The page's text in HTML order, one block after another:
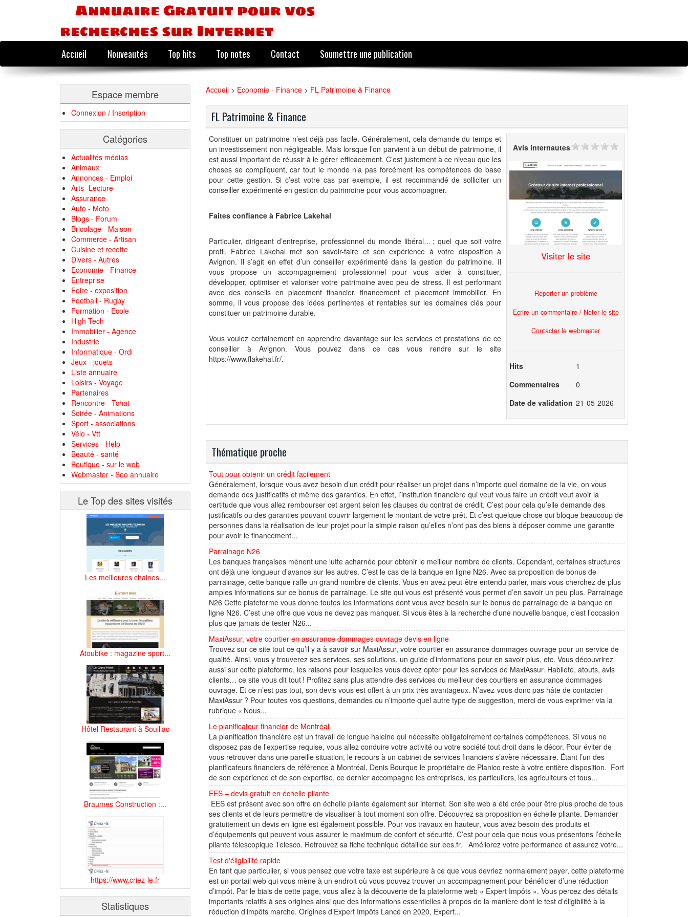
Annuaire Gratuit pour vos
recherches sur Internet
Accueil Nouveautés Top hits Top notes Contact Soumettre une publication
Espace membre
Connexion / Inscription
Catégories
Actualités médias
Animaux
Annonces - Emploi
Arts -Lecture
Assurance
Auto - Moto
Blogs - Forum
Bricolage - Maison
Commerce - Artisan
Cuisine et recette
Divers - Autres
Economie - Finance
Entreprise
Foire - exposition
Football - Rugby
Formation - Ecole
High Tech
Immobilier - Agence
Industrie
Informatique - Ordi
Jeux - jouets
Liste annuaire
Loisirs - Voyage
Partenaires
Rencontre - Tchat
Soirée - Animations
Sport - associations
Vélo - Vtt
Services - Help
Beauté - santé
Boutique - sur le web
Webmaster - Seo annuaire
Le Top des sites visités
Les meilleures chaines...
Atoubike : magazine sport...
Hôtel Restaurant à Souillac
Braumes Construction :...
https://www.criez-le.fr
Statistiques
Accueil > Economie - Finance > FL Patrimoine & Finance
FL Patrimoine & Finance
Constituer un patrimoine n’est déjà pas facile. Généralement, cela demande du temps et
un investissement non négligeable. Mais lorsque l’on parvient à un début de patrimoine, il
est aussi important de réussir à le gérer efficacement. C’est justement à ce niveau que les
choses se compliquent, car tout le monde n’a pas forcément les compétences de base
pour cette gestion. Si c’est votre cas par exemple, il est recommandé de solliciter un
conseiller expérimenté en gestion du patrimoine pour vous accompagner.
Faites confiance à Fabrice Lakehal
Particulier, dirigeant d’entreprise, professionnel du monde libéral… ; quel que soit votre
profil, Fabrice Lakehal met son savoir-faire et son expérience à votre disposition à
Avignon. Il s’agit en effet d’un conseiller expérimenté dans la gestion du patrimoine. Il
vous propose un accompagnement professionnel pour vous aider à constituer,
développer, optimiser et valoriser votre patrimoine avec peu de stress. Il est performant
avec des conseils en placement financier, financement et placement immobilier. En
somme, il vous propose des idées pertinentes et rentables sur les domaines clés pour
constituer un patrimoine durable.
Vous voulez certainement en apprendre davantage sur les services et prestations de ce
conseiller à Avignon. Vous pouvez dans ce cas vous rendre sur le site
https://www.flakehal.fr/.
Avis internautes
Visiter le site
Reporter un problème
Ecrire un commentaire / Noter le site
Contacter le webmaster
Hits
1
Commentaires
0
Date de validation 21-05-2026
Thématique proche
Tout pour obtenir un crédit facilement
Généralement, lorsque vous avez besoin d’un crédit pour réaliser un projet dans n’importe quel domaine de la vie, on vous
demande des justificatifs et même des garanties. En effet, l’institution financière qui veut vous faire un crédit veut avoir la
certitude que vous allez rembourser cet argent selon les clauses du contrat de crédit. C’est pour cela qu’elle demande des
justificatifs ou des garanties pouvant couvrir largement le montant de votre prêt. Et c’est quelque chose qui bloque beaucoup de
personnes dans la réalisation de leur projet pour la simple raison qu’elles n’ont pas des biens à déposer comme une garantie
pour avoir le financement...
Parrainage N26
Les banques françaises mènent une lutte acharnée pour obtenir le meilleur nombre de clients. Cependant, certaines structures
ont déjà une longueur d’avance sur les autres. C’est le cas de la banque en ligne N26. Avec sa proposition de bonus de
parrainage, cette banque rafle un grand nombre de clients. Vous en avez peut-être entendu parler, mais vous cherchez de plus
amples informations sur ce bonus de parrainage. Le site qui vous est présenté vous permet d’en savoir un peu plus. Parrainage
N26 Cette plateforme vous donne toutes les informations dont vous avez besoin sur le bonus de parrainage de la banque en
ligne N26. C’est une offre que vous ne devez pas manquer. Si vous êtes à la recherche d’une nouvelle banque, c’est l’occasion
plus que jamais de tester N26...
MaxiAssur, votre courtier en assurance dommages ouvrage devis en ligne
Trouvez sur ce site tout ce qu’il y a à savoir sur MaxiAssur, votre courtier en assurance dommages ouvrage pour un service de
qualité. Ainsi, vous y trouverez ses services, ses solutions, un guide d’informations pour en savoir plus, etc. Vous découvrirez
aussi sur cette plateforme, les raisons pour lesquelles vous devez opter pour les services de MaxiAssur. Habileté, atouts, avis
clients… ce site vous dit tout ! Profitez sans plus attendre des services du meilleur des courtiers en assurance dommages
ouvrage. Et ce n’est pas tout, son devis vous est offert à un prix très avantageux. N’avez-vous donc pas hâte de contacter
MaxiAssur ? Pour toutes vos questions, demandes ou n’importe quel autre type de suggestion, merci de vous exprimer via la
rubrique « Nous...
Le planificateur financier de Montréal
La planification financière est un travail de longue haleine qui nécessite obligatoirement certaines compétences. Si vous ne
disposez pas de l’expertise requise, vous allez conduire votre activité ou votre société tout droit dans le décor. Pour éviter de
vous retrouver dans une pareille situation, le recours à un cabinet de services financiers s’avère nécessaire. Étant l’un des
planificateurs financiers de référence à Montréal, Denis Bourque le propriétaire de Planico reste à votre entière disposition. Fort
de son expérience et de son expertise, ce dernier accompagne les entreprises, les particuliers, les agriculteurs et tous...
EES – devis gratuit en échelle pliante
EES est présent avec son offre en échelle pliante également sur internet. Son site web a été crée pour être plus proche de tous
ses clients et de leurs permettre de visualiser à tout moment son offre. Découvrez sa proposition en échelle pliante. Demander
gratuitement un devis en ligne est également possible. Pour vos travaux en hauteur, vous avez besoin des produits et
d’équipements qui peuvent vous assurer le maximum de confort et sécurité. C’est pour cela que nous vous présentons l’échelle
pliante télescopique Telesco. Retrouvez sa fiche technique détaillée sur ees.fr. Améliorez votre performance et assurez votre...
Test d'éligibilité rapide
En tant que particulier, si vous pensez que votre taxe est supérieure à ce que vous devriez normalement payer, cette plateforme
est un portail web qui vous mène à un endroit où vous pouvez trouver un accompagnement pour bénéficier d’une réduction
d’impôt. Par le biais de cette page, vous allez à la découverte de la plateforme web « Expert Impôts ». Vous percez des détails
importants relatifs à ses origines ainsi que des informations essentielles à propos de la manière dont le test d’éligibilité à la
réduction d’impôts marche. Origines d’Expert Impôts Lancé en 2020, Expert...